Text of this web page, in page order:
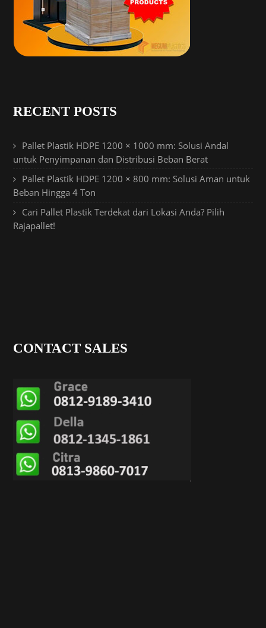
RECENT POSTS
Pallet Plastik HDPE 1200 × 1000 mm: Solusi Andal
untuk Penyimpanan dan Distribusi Beban Berat
Pallet Plastik HDPE 1200 × 800 mm: Solusi Aman untuk
Beban Hingga 4 Ton
Cari Pallet Plastik Terdekat dari Lokasi Anda? Pilih
Rajapallet!
CONTACT SALES